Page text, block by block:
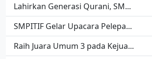
Lahirkan Generasi Qurani, SM...
SMPITIF Gelar Upacara Pelepa...
Raih Juara Umum 3 pada Kejua...